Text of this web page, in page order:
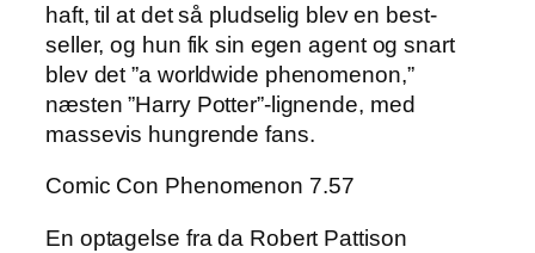
haft, til at det så pludselig blev en best-
seller, og hun fik sin egen agent og snart
blev det ”a worldwide phenomenon,”
næsten ”Harry Potter”-lignende, med
massevis hungrende fans.
Comic Con Phenomenon 7.57
En optagelse fra da Robert Pattison